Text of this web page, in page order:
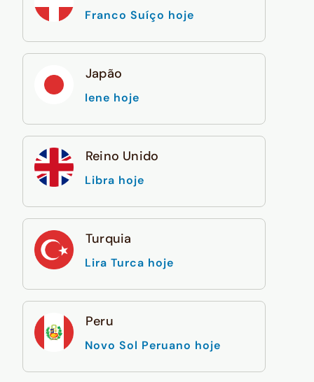
Franco Suíço hoje
Japão
Iene hoje
Reino Unido
Libra hoje
Turquia
Lira Turca hoje
Peru
Novo Sol Peruano hoje